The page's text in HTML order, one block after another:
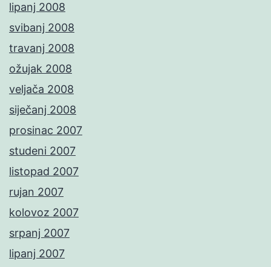
lipanj 2008
svibanj 2008
travanj 2008
ožujak 2008
veljača 2008
siječanj 2008
prosinac 2007
studeni 2007
listopad 2007
rujan 2007
kolovoz 2007
srpanj 2007
lipanj 2007